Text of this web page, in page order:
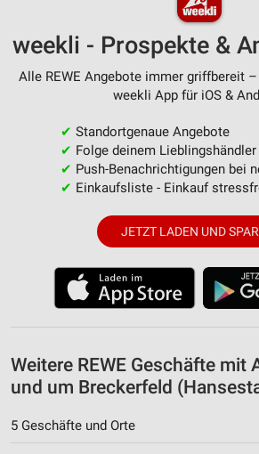
weekli - Prospekte &
Alle REWE Angebote immer griffbereit
weekli App für iOS &
✔ Standortgenaue Angebote
✔ Folge deinem Lieblingshändler
✔ Push-Benachrichtigungen bei
✔ Einkaufsliste - Einkauf
JETZT LADEN UND
Weitere REWE Geschäfte mit
und um Breckerfeld
5 Geschäfte und Orte
Erstellung von Profilen für personalisierte
Verwendung von Profilen zur Auswahl
personalisierter Werbung
von Inhalten
Verwendung von Profilen zur Auswahl
personalisierter Inhalte
Messung der Werbeleistung
Analyse von Zielgruppen durch
Kombinationen von Daten aus
Entwicklung und Verbesserung der
Verwendung reduzierter Daten zur